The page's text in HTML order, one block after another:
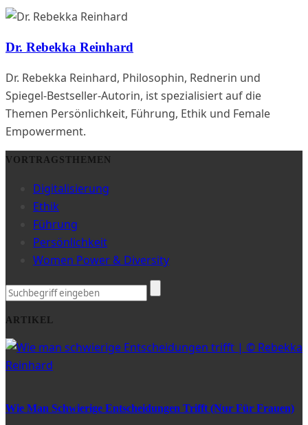
Dr. Rebekka Reinhard
Dr. Rebekka Reinhard, Philosophin, Rednerin und
Spiegel-Bestseller-Autorin, ist spezialisiert auf die
Themen Persönlichkeit, Führung, Ethik und Female
Empowerment.
VORTRAGSTHEMEN
Digitalisierung
Ethik
Führung
Persönlichkeit
Women Power & Diversity
ARTIKEL
Wie Man Schwierige Entscheidungen Trifft (nur Für Frauen)